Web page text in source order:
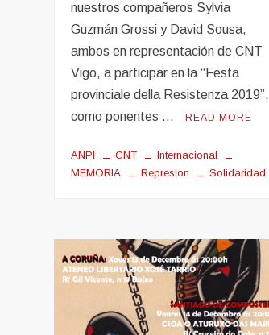
nuestros compañeros Sylvia
Guzmán Grossi y David Sousa,
ambos en representación de CNT
Vigo, a participar en la “Festa
provinciale della Resistenza 2019”,
como ponentes …
READ MORE
ANPI CNT
Internacional
MEMORIA
Represion Solidaridad